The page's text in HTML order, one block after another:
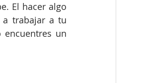
El hacer algo
trabajar a tu
un